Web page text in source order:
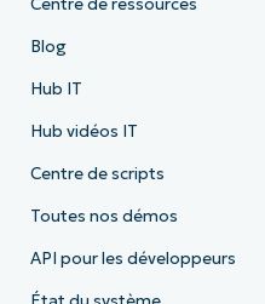
Blog
Hub IT
Hub vidéos IT
Centre de scripts
Toutes nos démos
API pour les développeurs